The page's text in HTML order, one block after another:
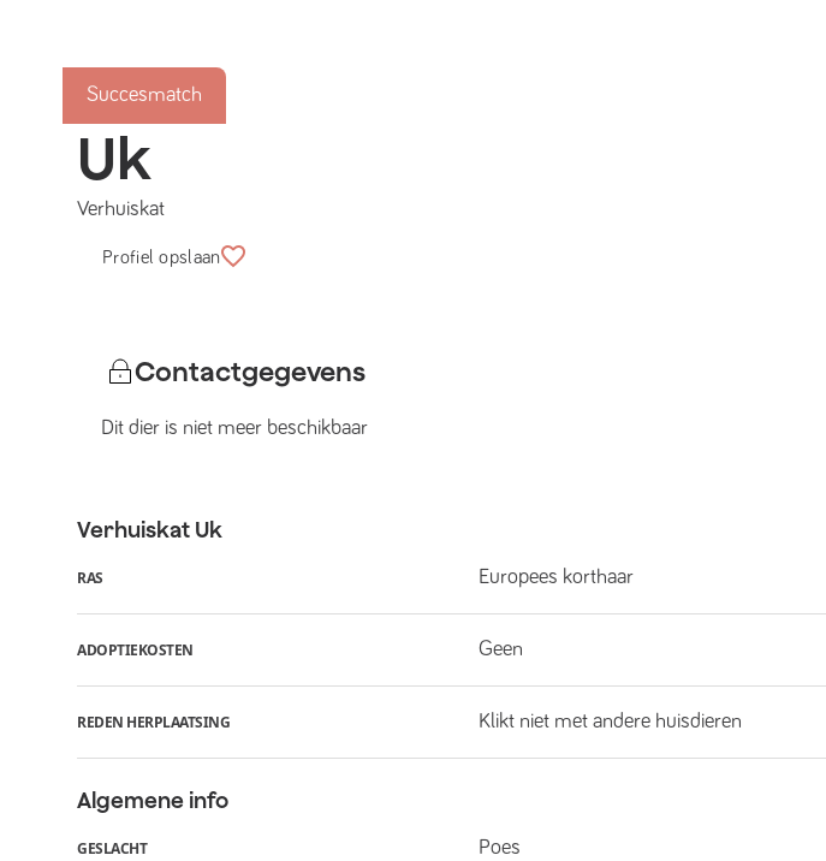
Succesmatch
Uk
Verhuiskat
Profiel opslaan
Contactgegevens
Dit dier is niet meer beschikbaar
Verhuiskat Uk
RAS Europees korthaar
ADOPTIEKOSTEN Geen
REDEN HERPLAATSING Klikt niet met andere huisdieren
Algemene info
GESLACHT Poes